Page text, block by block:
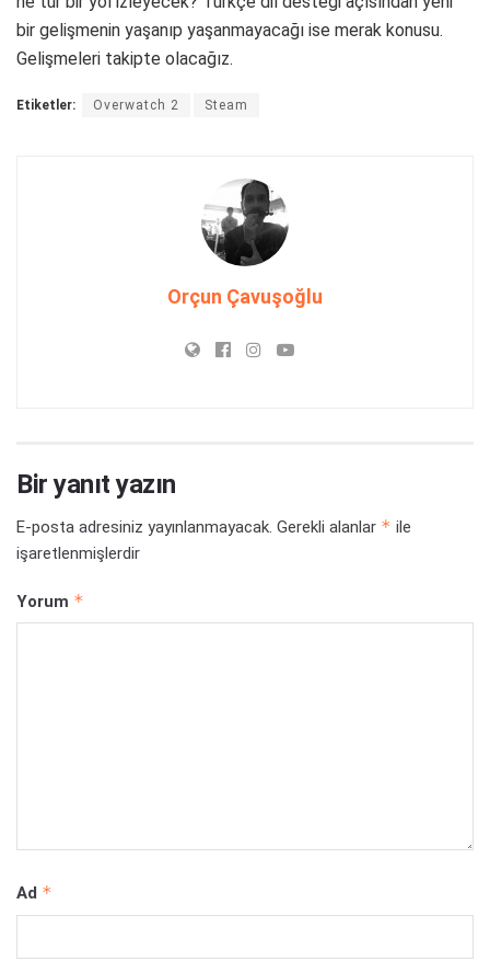
bir gelişmenin yaşanıp yaşanmayacağı ise merak konusu.
Gelişmeleri takipte olacağız.
Etiketler: Overwatch 2 Steam
Orçun Çavuşoğlu
Bir yanıt yazın
E-posta adresiniz yayınlanmayacak. Gerekli alanlar * ile
işaretlenmişlerdir
Yorum *
Ad *